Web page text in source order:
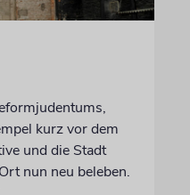
kurz vor dem
und die Stadt
nun neu beleben.